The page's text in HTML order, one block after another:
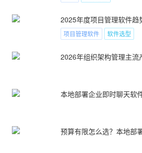
项目管理软件 软件选型
2026年组织架构管理主流